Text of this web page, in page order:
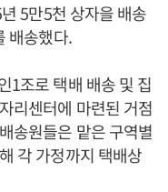
5만5천 상자을 배송
배송했다.
1조로 택배 배송 및 집
리센터에 마련된 거점
송원들은 맡은 구역별
각 가정까지 택배상